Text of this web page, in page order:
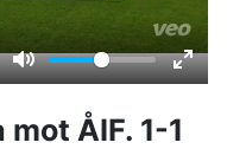
ÅIF. 1-1